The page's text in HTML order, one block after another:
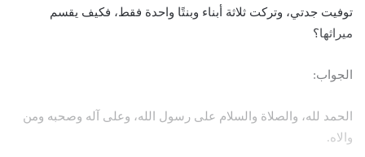
توفيت جدتي، وتركت ثلاثة أبناء وبنتًا واحدة فقط، فكيف يقسم
ميراثها؟
الجواب:
الحمد لله، والصلاة والسلام على رسول الله، وعلى آله وصحبه ومن
والاه.